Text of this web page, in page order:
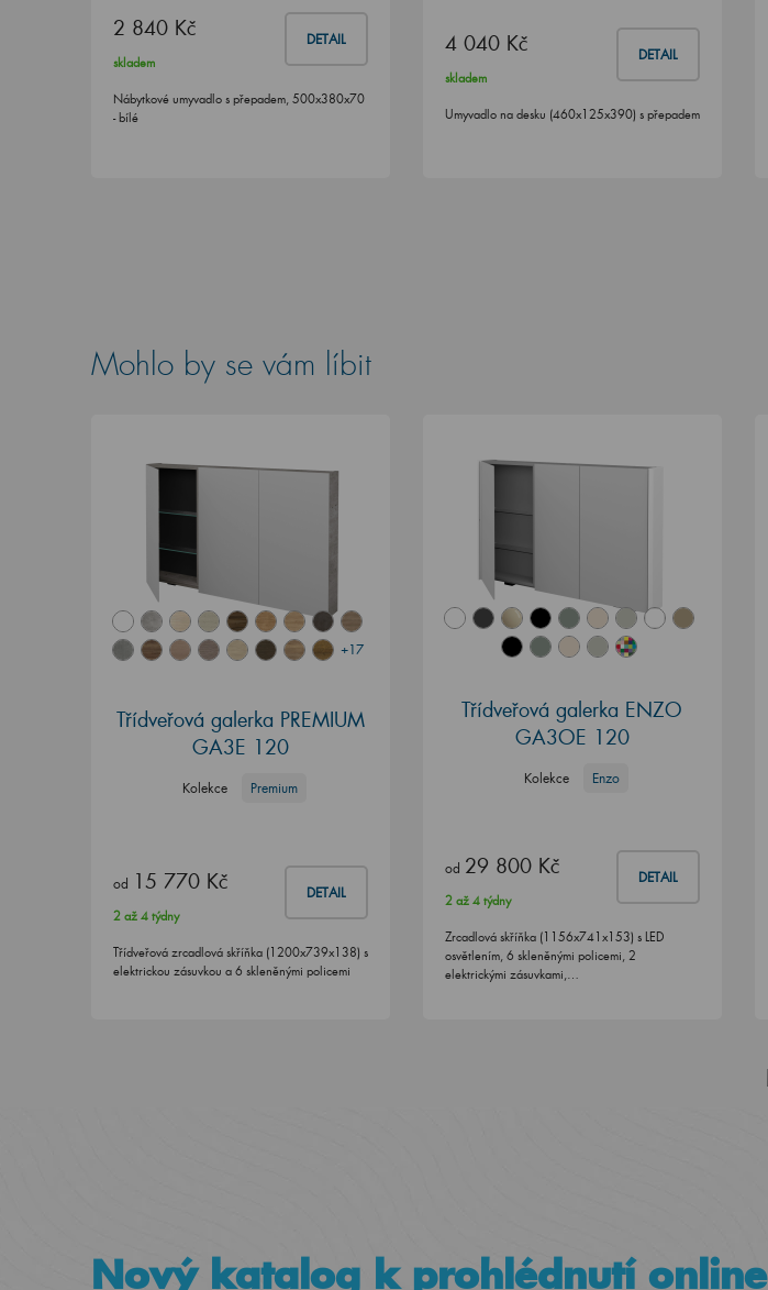
2 840 Kč DETAIL
skladem
Nábytkové umyvadlo s přepadem, 500x380x70
- bílé
4 040 Kč DETAIL
skladem
Umyvadlo na desku (460x125x390) s přepadem
Mohlo by se vám líbit
+17
Třídveřová galerka PREMIUM
GA3E 120
Kolekce Premium
od 15 770 Kč DETAIL
2 až 4 týdny
Třídveřová zrcadlová skříňka (1200x739x138) s
elektrickou zásuvkou a 6 skleněnými policemi
Třídveřová galerka ENZO
GA3OE 120
Kolekce Enzo
od 29 800 Kč DETAIL
2 až 4 týdny
Zrcadlová skříňka (1156x741x153) s LED
osvětlením, 6 skleněnými policemi, 2
elektrickými zásuvkami,…
Nový katalog k prohlédnutí online